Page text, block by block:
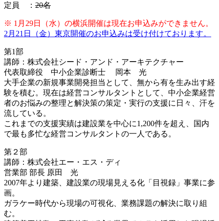
定員 ： 20名
※ 1月29日（水）の横浜開催は現在お申込みができません。
2月21日（金）東京開催のお申込みは受け付けております。
第1部
講師：株式会社シード・アンド・アーキテクチャー
代表取締役 中小企業診断士 岡本 光
大手企業の新規事業開発担当として、無から有を生み出す経
験を積む。現在は経営コンサルタントとして、中小企業経営
者のお悩みの整理と解決策の策定・実行の支援に日々、汗を
流している。
これまでの支援実績は建設業を中心に1,200件を超え、国内
で最も多忙な経営コンサルタントの一人である。
第２部
講師：株式会社エー・エス・ディ
営業部 部長 原田 光
2007年より建築、建設業の現場見える化「目視録」事業に参
画。
ガラケー時代から現場の可視化、業務課題の解決に取り組
む。